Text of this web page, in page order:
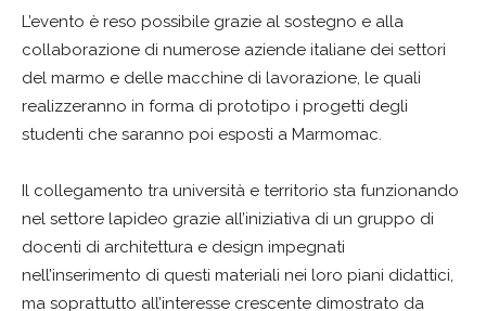
L’evento è reso possibile grazie al sostegno e alla
collaborazione di numerose aziende italiane dei settori
del marmo e delle macchine di lavorazione, le quali
realizzeranno in forma di prototipo i progetti degli
studenti che saranno poi esposti a Marmomac.
Il collegamento tra università e territorio sta funzionando
nel settore lapideo grazie all’iniziativa di un gruppo di
docenti di architettura e design impegnati
nell’inserimento di questi materiali nei loro piani didattici,
ma soprattutto all’interesse crescente dimostrato da